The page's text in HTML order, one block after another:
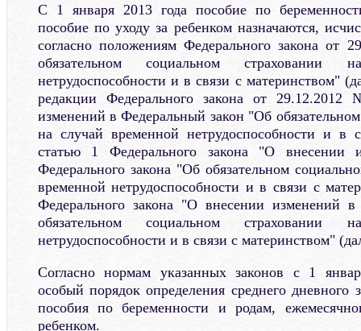
С 1 января 2013 года пособие по
пособие по уходу за ребенком назначаются,
согласно положениям Федерального закона
обязательном социальном страховании
нетрудоспособности и в связи с материнством"
редакции Федерального закона от
изменений в Федеральный закон "Об
на случай временной нетрудоспособности и в
статью 1 Федерального закона "О внесении
Федерального закона "Об обязательном
временной нетрудоспособности и в связи с
Федерального закона "О внесении изменений
обязательном социальном страховании
нетрудоспособности и в связи с материнством"
Согласно нормам указанных законов с 1
особый порядок определения среднего дневного
пособия по беременности и родам,
ребенком.